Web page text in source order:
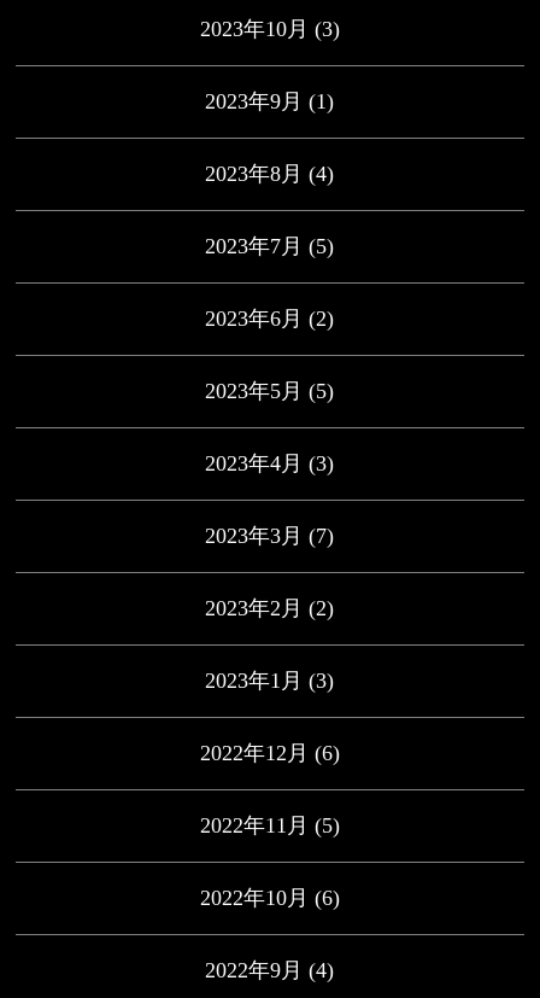
2023年10月 (3)
2023年9月 (1)
2023年8月 (4)
2023年7月 (5)
2023年6月 (2)
2023年5月 (5)
2023年4月 (3)
2023年3月 (7)
2023年2月 (2)
2023年1月 (3)
2022年12月 (6)
2022年11月 (5)
2022年10月 (6)
2022年9月 (4)